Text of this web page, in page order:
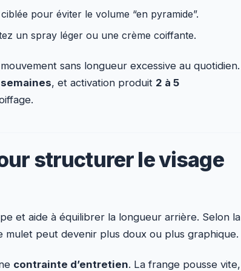
pour éviter le volume “en pyramide”.
un spray léger ou une crème coiffante.
sans longueur excessive au quotidien.
semaines, et activation produit 2 à 5
structurer le visage
et aide à équilibrer la longueur arrière. Selon la
peut devenir plus doux ou plus graphique.
contrainte d’entretien. La frange pousse vite,